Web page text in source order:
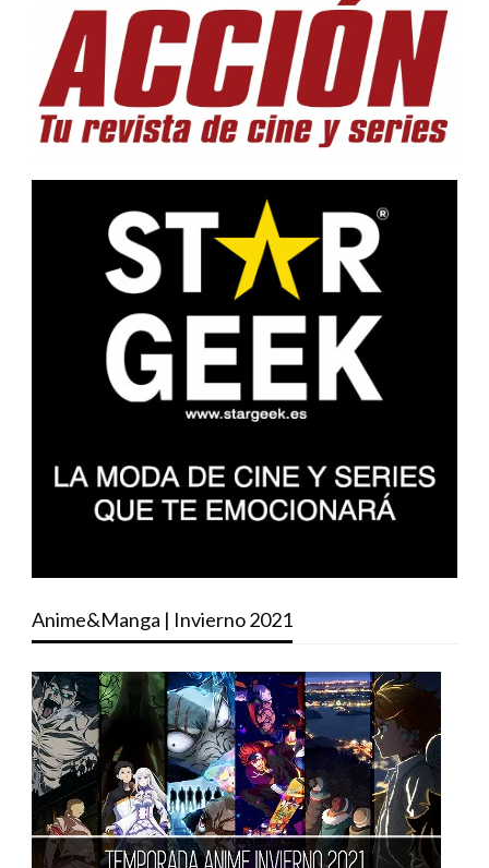
Anime&Manga | Invierno 2021